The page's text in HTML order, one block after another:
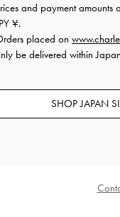
ルも安定感
い柔らかさ
and payment amounts
¥.
placed on
be delivered within
SHOP JAPAN